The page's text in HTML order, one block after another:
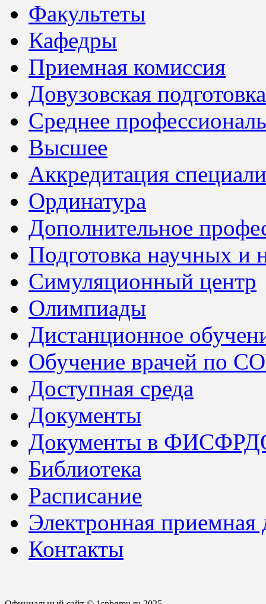
Факультеты
Кафедры
Приемная комиссия
Довузовская подготовка
Среднее
Высшее
Аккредитация
Ординатура
Дополнительное
Подготовка научных и
Симуляционный центр
Олимпиады
Дистанционное
Обучение врачей по
Доступная среда
Документы
Документы в
Библиотека
Расписание
Электронная
Контакты